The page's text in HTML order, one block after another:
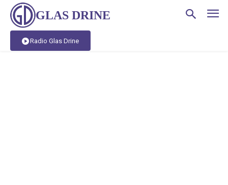
GLAS DRINE
Radio Glas Drine